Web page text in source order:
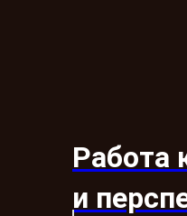
Работа
и